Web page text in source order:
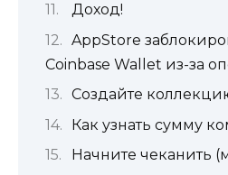
Доход!
AppStore
Coinbase Wallet из-за
Создайте
Как узнать сумму
Начните чеканить